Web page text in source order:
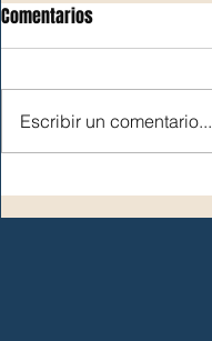
Comentarios
Escribir un comentario...